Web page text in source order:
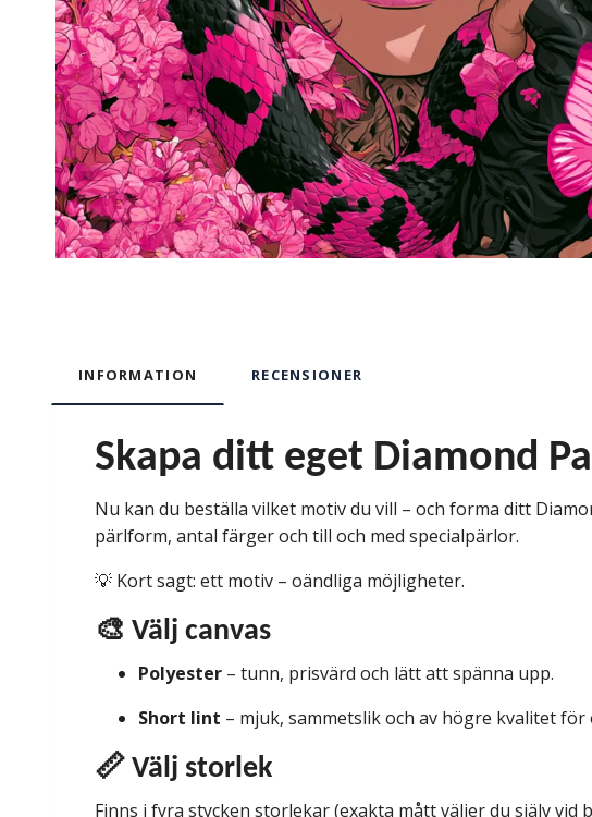
INFORMATION RECENSIONER
Skapa ditt eget Diamond
Nu kan du beställa vilket motiv du vill – och forma ditt
pärlform, antal färger och till och med specialpärlor.
💡 Kort sagt: ett motiv – oändliga möjligheter.
🎨 Välj canvas
Polyester – tunn, prisvärd och lätt att spänna upp.
Short lint – mjuk, sammetslik och av högre kvalitet för
📏 Välj storlek
Finns i fyra stycken storlekar (exakta mått väljer du själv vid